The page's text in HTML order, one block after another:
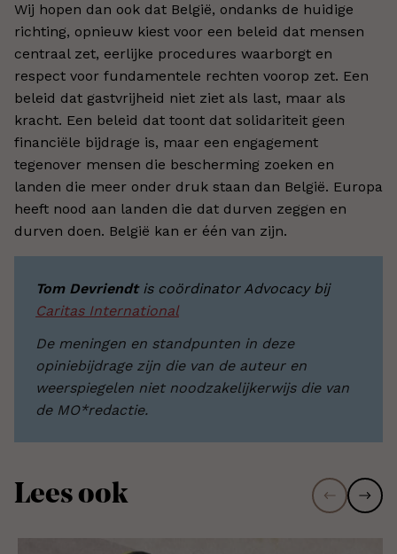
Wij hopen dan ook dat België, ondanks de huidige
richting, opnieuw kiest voor een beleid dat mensen
centraal zet, eerlijke procedures waarborgt en
respect voor fundamentele rechten voorop zet. Een
beleid dat gastvrijheid niet ziet als last, maar als
kracht. Een beleid dat toont dat solidariteit geen
financiële bijdrage is, maar een engagement
tegenover mensen die bescherming zoeken en
landen die meer onder druk staan dan België. Europa
heeft nood aan landen die dat durven zeggen en
durven doen. België kan er één van zijn.
Tom Devriendt is coördinator Advocacy bij
Caritas International
De meningen en standpunten in deze
opiniebijdrage zijn die van de auteur en
weerspiegelen niet noodzakelijkerwijs die van
de MO*redactie.
Lees ook